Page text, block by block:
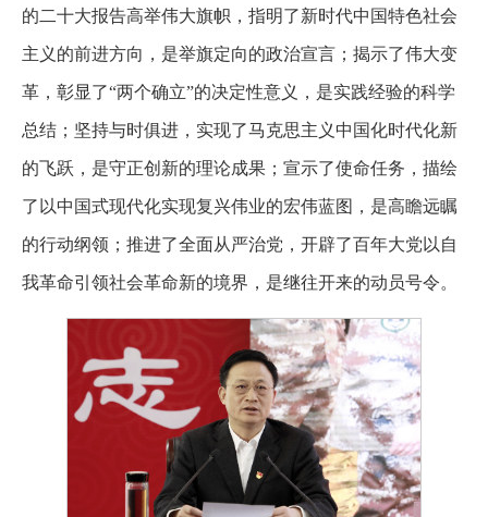
的二十大报告高举伟大旗帜，指明了新时代中国特色社会
主义的前进方向，是举旗定向的政治宣言；揭示了伟大变
革，彰显了“两个确立”的决定性意义，是实践经验的科学
总结；坚持与时俱进，实现了马克思主义中国化时代化新
的飞跃，是守正创新的理论成果；宣示了使命任务，描绘
了以中国式现代化实现复兴伟业的宏伟蓝图，是高瞻远瞩
的行动纲领；推进了全面从严治党，开辟了百年大党以自
我革命引领社会革命新的境界，是继往开来的动员号令。